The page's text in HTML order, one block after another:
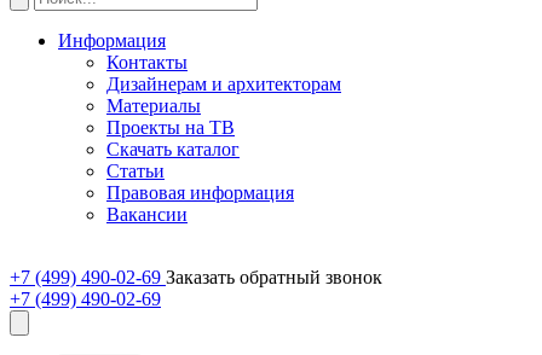
Информация
Контакты
Дизайнерам и архитекторам
Материалы
Проекты на ТВ
Скачать каталог
Статьи
Правовая информация
Вакансии
+7 (499) 490-02-69 Заказать обратный звонок
+7 (499) 490-02-69